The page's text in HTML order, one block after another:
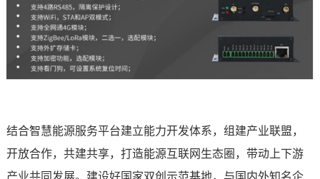
结合智慧能源服务平台建立能力开发体系，组建产业联盟，
开放合作，共建共享，打造能源互联网生态圈，带动上下游
产业共同发展。建设好国家双创示范基地，与国内外知名企